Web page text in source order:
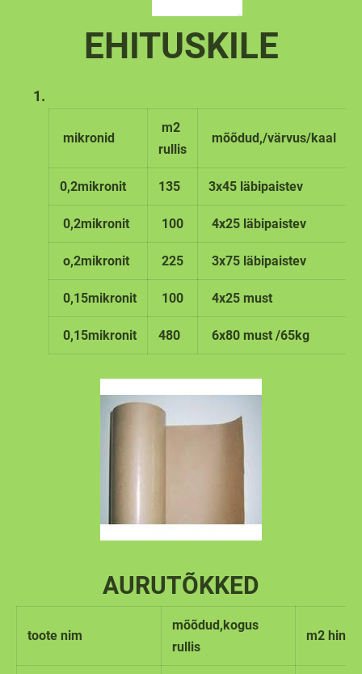
EHITUSKILE
mikronid
m2
rullis
mõõdud,/värvus/kaal
0,2mikronit 135 3x45 läbipaistev
0,2mikronit 100 4x25 läbipaistev
o,2mikronit 225 3x75 läbipaistev
0,15mikronit 100 4x25 must
0,15mikronit 480 6x80 must /65kg
AURUTÕKKED
toote nim
mõõdud,kogus
rullis
m2 hind